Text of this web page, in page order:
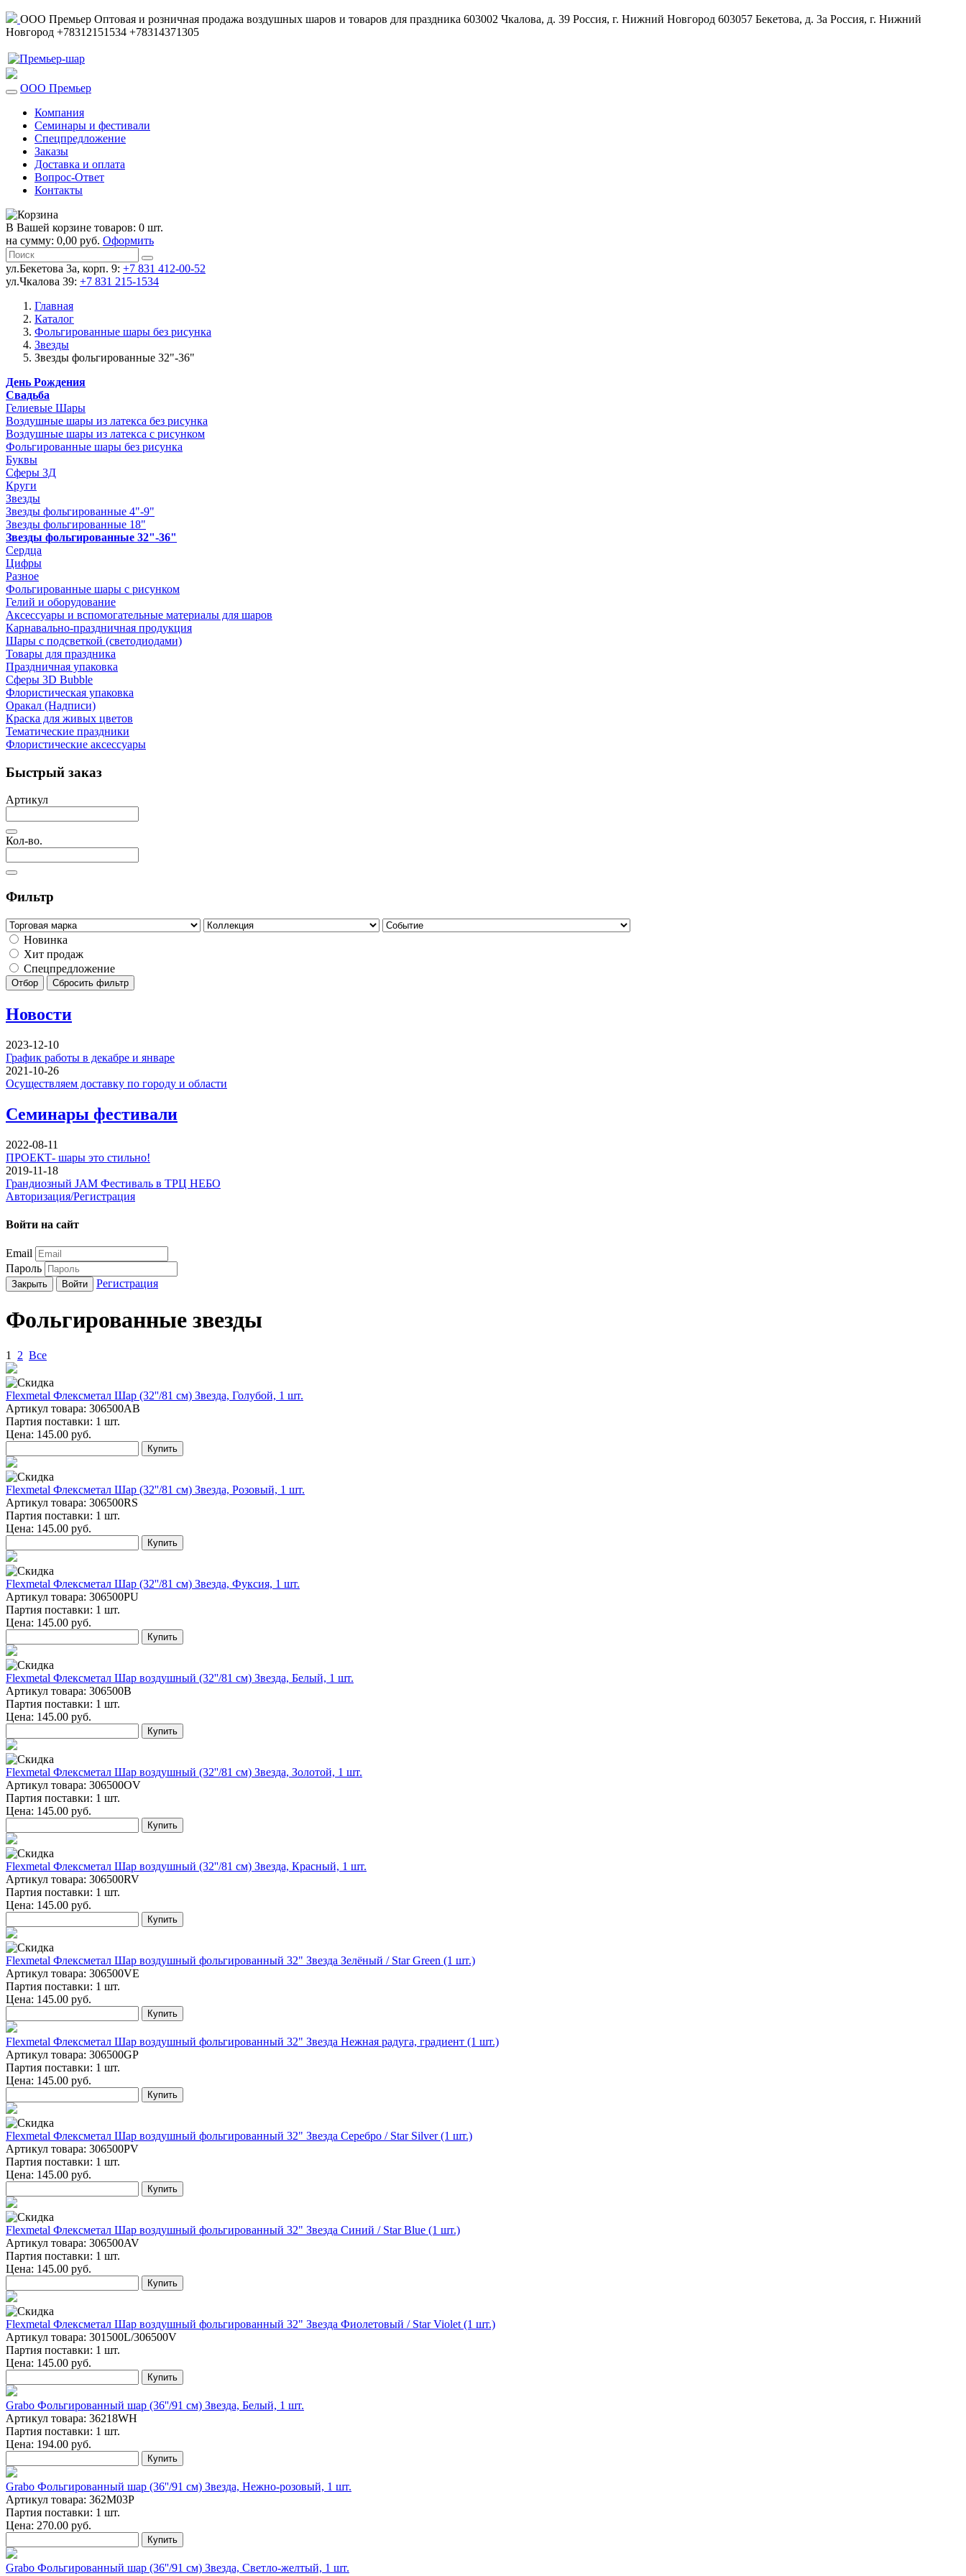
ООО Премьер Оптовая и розничная продажа воздушных шаров и товаров для праздника 603002 Чкалова, д. 39 Россия, г. Нижний Новгород 603057 Бекетова, д. 3а Россия, г. Нижний
Новгород +78312151534 +78314371305
ООО Премьер
Компания
Семинары и фестивали
Спецпредложение
Заказы
Доставка и оплата
Вопрос-Ответ
Контакты
В Вашей корзине товаров: 0 шт.
на сумму: 0,00 руб. Оформить
ул.Бекетова 3а, корп. 9: +7 831 412-00-52
ул.Чкалова 39: +7 831 215-1534
Главная
Каталог
Фольгированные шары без рисунка
Звезды
Звезды фольгированные 32"-36"
День Рождения
Свадьба
Гелиевые Шары
Воздушные шары из латекса без рисунка
Воздушные шары из латекса с рисунком
Фольгированные шары без рисунка
Буквы
Сферы 3Д
Круги
Звезды
Звезды фольгированные 4"-9"
Звезды фольгированные 18"
Звезды фольгированные 32"-36"
Сердца
Цифры
Разное
Фольгированные шары с рисунком
Гелий и оборудование
Аксессуары и вспомогательные материалы для шаров
Карнавально-праздничная продукция
Шары с подсветкой (светодиодами)
Товары для праздника
Праздничная упаковка
Сферы 3D Bubble
Флористическая упаковка
Оракал (Надписи)
Краска для живых цветов
Тематические праздники
Флористические аксессуары
Быстрый заказ
Артикул
Кол-во.
Фильтр
Новинка
Хит продаж
Спецпредложение
Отбор Сбросить фильтр
Новости
2023-12-10
График работы в декабре и январе
2021-10-26
Осуществляем доставку по городу и области
Семинары фестивали
2022-08-11
ПРОЕКТ- шары это стильно!
2019-11-18
Грандиозный JAM Фестиваль в ТРЦ НЕБО
Авторизация/Регистрация
Войти на сайт
Email
Пароль
Закрыть Войти Регистрация
Фольгированные звезды
1 2 Все
Flexmetal Флексметал Шар (32''/81 см) Звезда, Голубой, 1 шт.
Артикул товара: 306500АВ
Партия поставки: 1 шт.
Цена: 145.00 руб.
Купить
Flexmetal Флексметал Шар (32''/81 см) Звезда, Розовый, 1 шт.
Артикул товара: 306500RS
Партия поставки: 1 шт.
Цена: 145.00 руб.
Купить
Flexmetal Флексметал Шар (32''/81 см) Звезда, Фуксия, 1 шт.
Артикул товара: 306500PU
Партия поставки: 1 шт.
Цена: 145.00 руб.
Купить
Flexmetal Флексметал Шар воздушный (32''/81 см) Звезда, Белый, 1 шт.
Артикул товара: 306500B
Партия поставки: 1 шт.
Цена: 145.00 руб.
Купить
Flexmetal Флексметал Шар воздушный (32''/81 см) Звезда, Золотой, 1 шт.
Артикул товара: 306500OV
Партия поставки: 1 шт.
Цена: 145.00 руб.
Купить
Flexmetal Флексметал Шар воздушный (32''/81 см) Звезда, Красный, 1 шт.
Артикул товара: 306500RV
Партия поставки: 1 шт.
Цена: 145.00 руб.
Купить
Flexmetal Флексметал Шар воздушный фольгированный 32" Звезда Зелёный / Star Green (1 шт.)
Артикул товара: 306500VE
Партия поставки: 1 шт.
Цена: 145.00 руб.
Купить
Flexmetal Флексметал Шар воздушный фольгированный 32" Звезда Нежная радуга, градиент (1 шт.)
Артикул товара: 306500GP
Партия поставки: 1 шт.
Цена: 145.00 руб.
Купить
Flexmetal Флексметал Шар воздушный фольгированный 32" Звезда Серебро / Star Silver (1 шт.)
Артикул товара: 306500PV
Партия поставки: 1 шт.
Цена: 145.00 руб.
Купить
Flexmetal Флексметал Шар воздушный фольгированный 32" Звезда Синий / Star Blue (1 шт.)
Артикул товара: 306500AV
Партия поставки: 1 шт.
Цена: 145.00 руб.
Купить
Flexmetal Флексметал Шар воздушный фольгированный 32" Звезда Фиолетовый / Star Violet (1 шт.)
Артикул товара: 301500L/306500V
Партия поставки: 1 шт.
Цена: 145.00 руб.
Купить
Grabo Фольгированный шар (36''/91 см) Звезда, Белый, 1 шт.
Артикул товара: 36218WH
Партия поставки: 1 шт.
Цена: 194.00 руб.
Купить
Grabo Фольгированный шар (36''/91 см) Звезда, Нежно-розовый, 1 шт.
Артикул товара: 362M03P
Партия поставки: 1 шт.
Цена: 270.00 руб.
Купить
Grabo Фольгированный шар (36''/91 см) Звезда, Светло-желтый, 1 шт.